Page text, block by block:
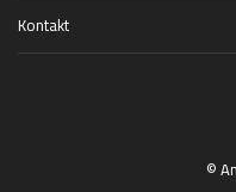
Kontakt
©